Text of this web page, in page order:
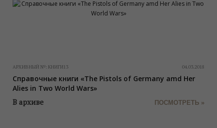
АРХИВНЫЙ №: КНИГИ13 04.03.2018
Справочные книги «The Pistols of Germany amd Her
Alies in Two World Wars»
В архиве ПОСМОТРЕТЬ »